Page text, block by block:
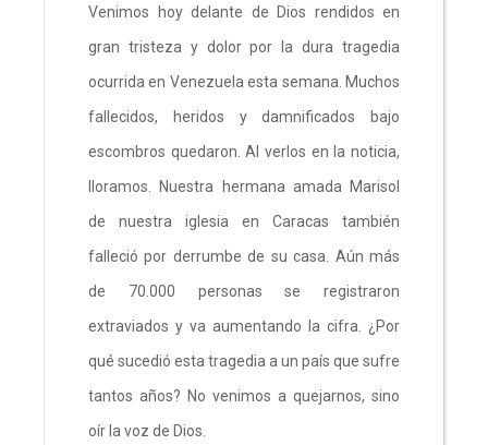
Venimos hoy delante de Dios rendidos en
gran tristeza y dolor por la dura tragedia
ocurrida en Venezuela esta semana. Muchos
fallecidos, heridos y damnificados bajo
escombros quedaron. Al verlos en la noticia,
lloramos. Nuestra hermana amada Marisol
de nuestra iglesia en Caracas también
falleció por derrumbe de su casa. Aún más
de 70.000 personas se registraron
extraviados y va aumentando la cifra. ¿Por
qué sucedió esta tragedia a un país que sufre
tantos años? No venimos a quejarnos, sino
oír la voz de Dios.